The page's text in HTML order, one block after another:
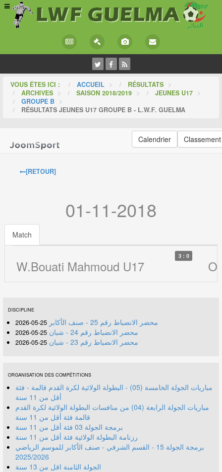
VOUS ÊTES ICI : ACCUEIL > RÉSULTATS >
ARCHIVES > SAISON 2018/2019 > JEUNES U17 >
GROUPE B >
RÉSULTATS JEUNES U17 GROUPE B - L.W.F. GUELMA
Calendrier Classement
[RETOUR]
01-11-2018
Match
W.Bouati Mahmoud U17
3 : 0
DISCIPLINE
محضر الانضباط رقم 25 - صنف الأكابر 25-05-2026
محضر الانضباط رقم 24 - شبان 25-05-2026
محضر الانضباط رقم 23 - شبان 25-05-2026
ORGANISATION DES COMPÉTITIONS
مباريات الجولة الخامسة (05) - البطولة الولائية لكرة القدم قالمة - فئة
أقل من 11 سنة
مباريات الجولة الرابعة (04) من منافسات البطولة الولائية لكرة القدم
قالمة فئة أقل من 11 سنة
برمجة الجولة 03 فئة أقل من 11 سنة
رزنامة البطولة الولائية فئة أقل من 11 سنة
برمجة الجولة 15 - القسم الشرفي - صنف الأكابر للموسم الرياضي
2025/2026
الجولة الثامنة اقل من 13 سنة